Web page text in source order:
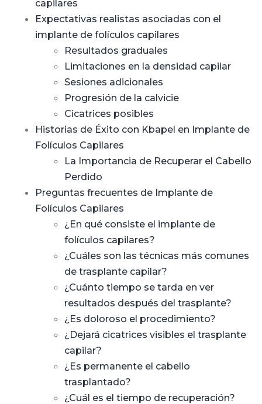
capilares
Expectativas realistas asociadas con el
implante de folículos capilares
Resultados graduales
Limitaciones en la densidad capilar
Sesiones adicionales
Progresión de la calvicie
Cicatrices posibles
Historias de Éxito con Kbapel en Implante de
Folículos Capilares
La Importancia de Recuperar el Cabello
Perdido
Preguntas frecuentes de Implante de
Folículos Capilares
¿En qué consiste el implante de
folículos capilares?
¿Cuáles son las técnicas más comunes
de trasplante capilar?
¿Cuánto tiempo se tarda en ver
resultados después del trasplante?
¿Es doloroso el procedimiento?
¿Dejará cicatrices visibles el trasplante
capilar?
¿Es permanente el cabello
trasplantado?
¿Cuál es el tiempo de recuperación?